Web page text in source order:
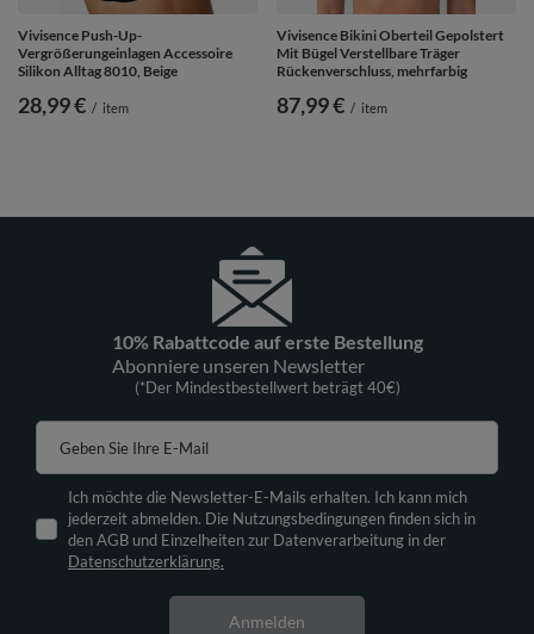
Vivisence Push-Up-
Vergrößerungeinlagen Accessoire
Silikon Alltag 8010, Beige
28,99 € / item
Vivisence Bikini Oberteil Gepolstert
Mit Bügel Verstellbare Träger
Rückenverschluss, mehrfarbig
87,99 € / item
10% Rabattcode auf erste Bestellung
Abonniere unseren Newsletter
(*Der Mindestbestellwert beträgt 40€)
Geben Sie Ihre E-Mail
Ich möchte die Newsletter-E-Mails erhalten. Ich kann mich
jederzeit abmelden. Die Nutzungsbedingungen finden sich in
den AGB und Einzelheiten zur Datenverarbeitung in der
Datenschutzerklärung.
Anmelden